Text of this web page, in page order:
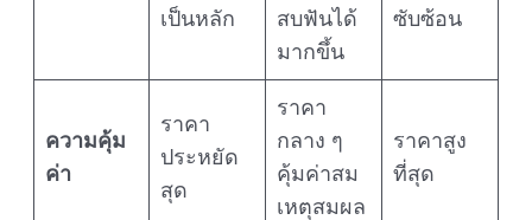
เป็นหลัก
สบฟันได้
มากขึ้น
ซับซ้อน
ความคุ้ม
ค่า
ราคา
ประหยัด
สุด
ราคา
กลาง ๆ
คุ้มค่าสม
เหตุสมผล
ราคาสูง
ที่สุด